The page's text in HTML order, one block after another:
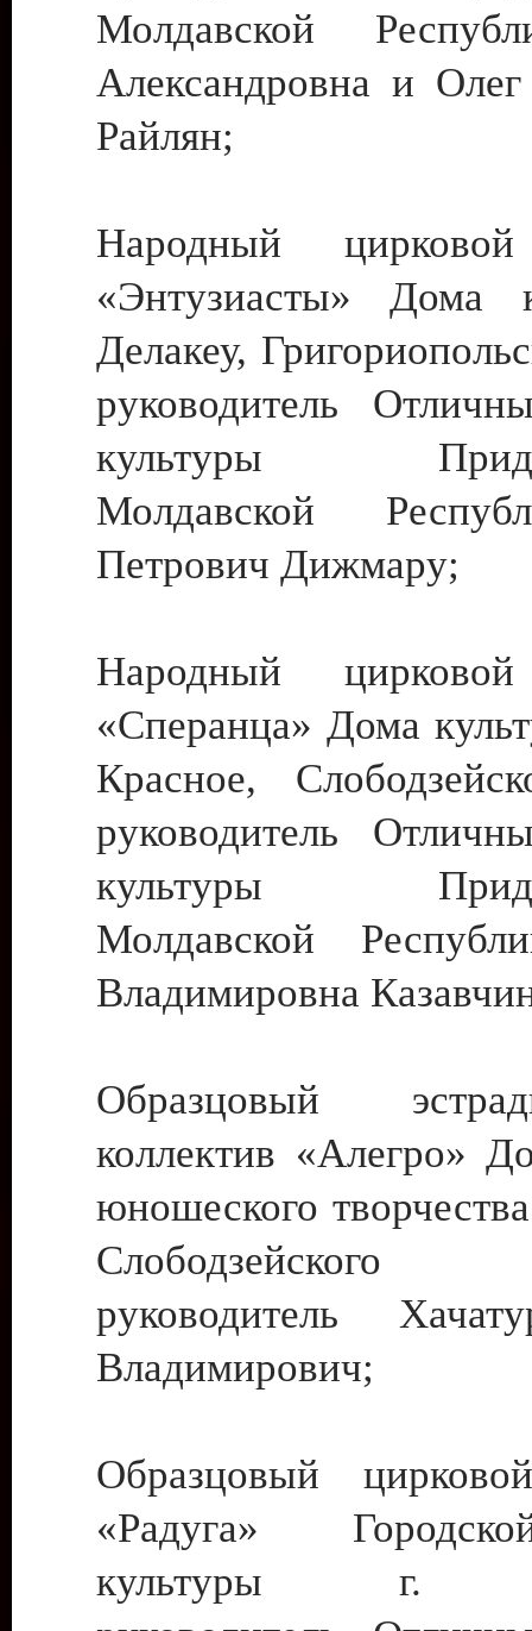
Молдавской
Александровна и
Райлян;
Народный цирковой
«Энтузиасты» Дома
Делакеу,
руководитель
культуры
Молдавской
Петрович Дижмару;
Народный цирковой
«Сперанца» Дома
Красное,
руководитель
культуры
Молдавской
Владимировна
Образцовый
коллектив «Алегро»
юношеского
руководитель
Владимирович;
Образцовый
«Радуга»
культуры г.